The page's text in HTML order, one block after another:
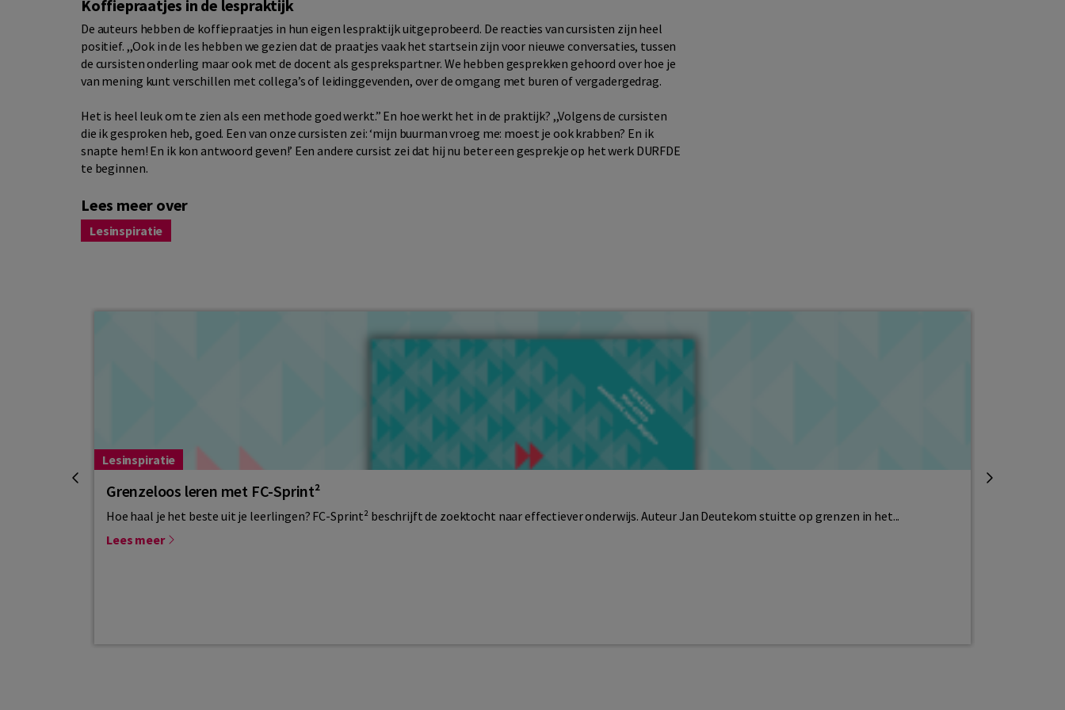
Koffiepraatjes in de lespraktijk
De auteurs hebben de koffiepraatjes in hun eigen lespraktijk uitgeprobeerd. De reacties van cursisten zijn heel
positief. ,,Ook in de les hebben we gezien dat de praatjes vaak het startsein zijn voor nieuwe conversaties, tussen
de cursisten onderling maar ook met de docent als gesprekspartner. We hebben gesprekken gehoord over hoe je
van mening kunt verschillen met collega’s of leidinggevenden, over de omgang met buren of vergadergedrag.
Het is heel leuk om te zien als een methode goed werkt.” En hoe werkt het in de praktijk? ,,Volgens de cursisten
die ik gesproken heb, goed. Een van onze cursisten zei: ‘mijn buurman vroeg me: moest je ook krabben? En ik
snapte hem! En ik kon antwoord geven!’ Een andere cursist zei dat hij nu beter een gesprekje op het werk DURFDE
te beginnen.
Lees meer over
Lesinspiratie
Lesinspiratie
Grenzeloos leren met FC-Sprint²
Hoe haal je het beste uit je leerlingen? FC-Sprint² beschrijft de zoektocht naar effectiever onderwijs. Auteur Jan Deutekom stuitte op grenzen in het...
Lees meer